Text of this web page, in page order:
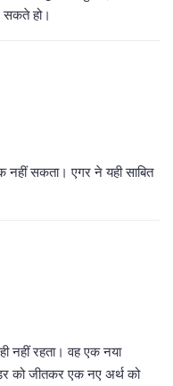
सकते हो।
नहीं सकता। एगर ने यही साबित
नहीं रहता। वह एक नया
को जीतकर एक नए अर्थ को